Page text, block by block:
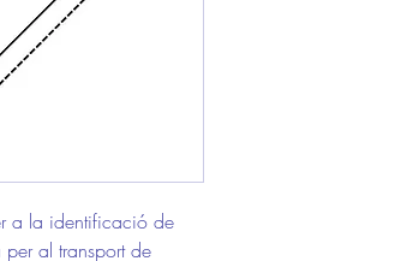
a la identificació de
al transport de